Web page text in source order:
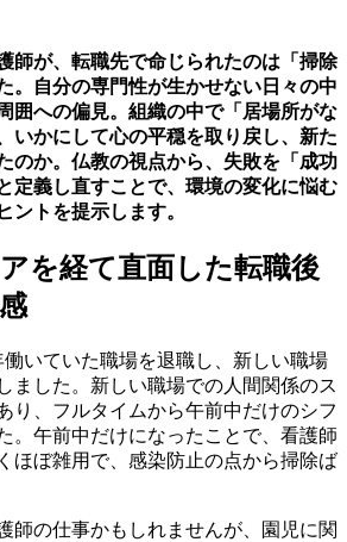
師が、転職先で命じられたのは「掃除
。自分の専門性が生かせない日々の中
囲への偏見。組織の中で「居場所がな
いかにして心の平穏を取り戻し、新た
のか。仏教の視点から、失敗を「成功
定義し直すことで、環境の変化に悩む
ントを提示します。
を経て直面した転職後
いていた職場を退職し、新しい職場
しました。新しい職場での人間関係のス
り、フルタイムから午前中だけのシフ
。午前中だけになったことで、看護師
ほぼ雑用で、感染防止の点から掃除ば
師の仕事かもしれませんが、園児に関